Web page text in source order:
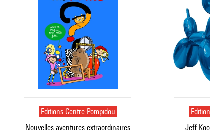
Editions Centre Pompidou
Nouvelles aventures extraordinaires
Jeff